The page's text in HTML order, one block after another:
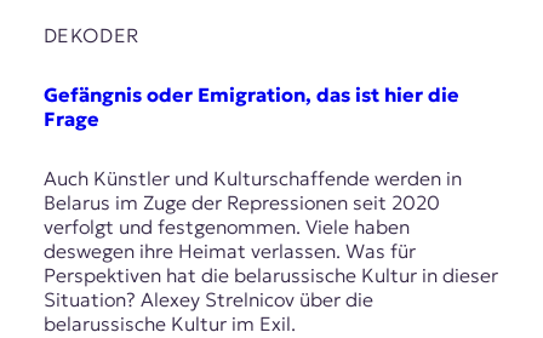
DEKODER
Gefängnis oder Emigration, das ist hier die
Frage
Auch Künstler und Kulturschaffende werden in
Belarus im Zuge der Repressionen seit 2020
verfolgt und festgenommen. Viele haben
deswegen ihre Heimat verlassen. Was für
Perspektiven hat die belarussische Kultur in dieser
Situation? Alexey Strelnicov über die
belarussische Kultur im Exil.